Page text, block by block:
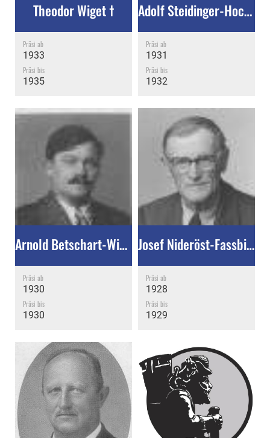
Theodor Wiget †
Präsi ab
1933
Präsi bis
1935
Adolf Steidinger-Hoch †
Präsi ab
1931
Präsi bis
1932
Arnold Betschart-Wiget †
Präsi ab
1930
Präsi bis
1930
Josef Nideröst-Fassbind †
Präsi ab
1928
Präsi bis
1929